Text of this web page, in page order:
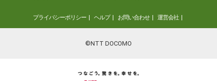
プライバシーポリシー ヘルプ お問い合わせ 運営会社
©NTT DOCOMO